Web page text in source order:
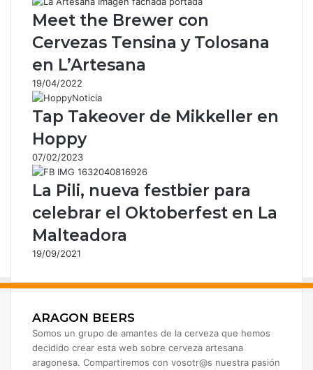
c
o
r
e
o
e
l
e
c
t
r
n
i
c
o
Meet the Brewer con
Cervezas Tensina y Tolosana
en L’Artesana
19/04/2022
Tap Takeover de Mikkeller en
Hoppy
07/02/2023
La Pili, nueva festbier para
celebrar el Oktoberfest en La
Malteadora
19/09/2021
ARAGON BEERS
Somos un grupo de amantes de la cerveza que hemos
decidido crear esta web sobre cerveza artesana
aragonesa. Compartiremos con vosotr@s nuestra pasión